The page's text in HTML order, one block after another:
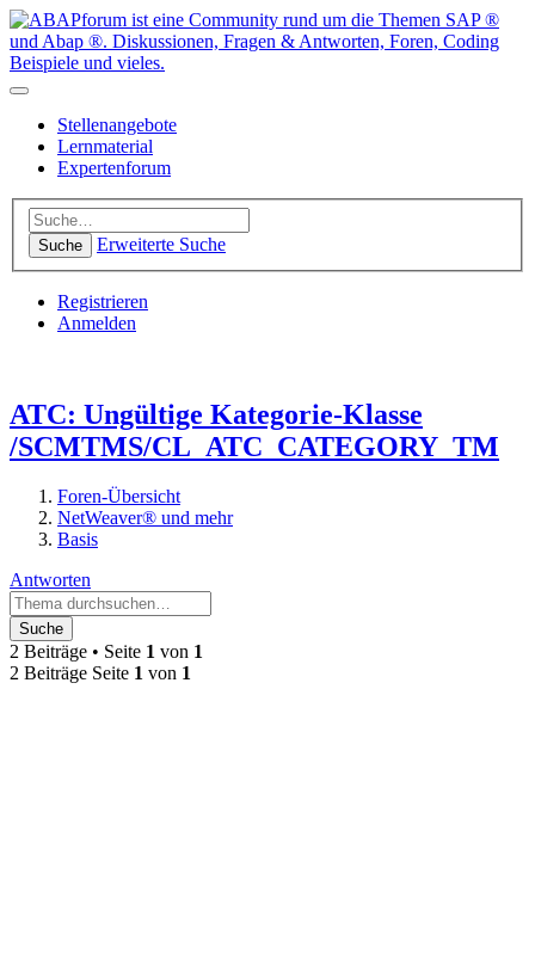
Stellenangebote
Lernmaterial
Expertenforum
Suche Erweiterte Suche
Registrieren
Anmelden
ATC: Ungültige Kategorie-Klasse
/SCMTMS/CL_ATC_CATEGORY_TM
Foren-Übersicht
NetWeaver® und mehr
Basis
Antworten
Suche
2 Beiträge • Seite 1 von 1
2 Beiträge Seite 1 von 1